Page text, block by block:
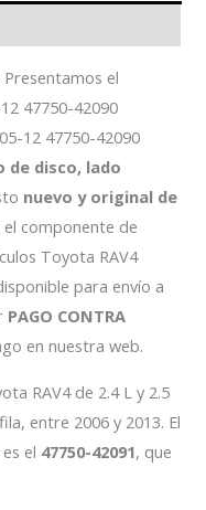
el
47750-42090
12 47750-42090
de disco, lado
nuevo y original de
componente de
Toyota RAV4
para envío a
PAGO CONTRA
en nuestra web.
RAV4 de 2.4 L y 2.5
entre 2006 y 2013. El
el 47750-42091, que